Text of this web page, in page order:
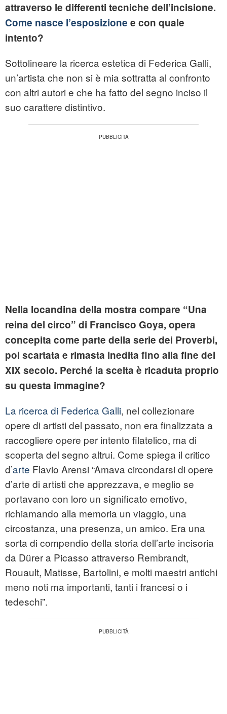
attraverso le differenti tecniche dell’incisione.
Come nasce l’esposizione e con quale
intento?
Sottolineare la ricerca estetica di Federica Galli,
un’artista che non si è mia sottratta al confronto
con altri autori e che ha fatto del segno inciso il
suo carattere distintivo.
Nella locandina della mostra compare “Una
reina del circo” di Francisco Goya, opera
concepita come parte della serie dei Proverbi,
poi scartata e rimasta inedita fino alla fine del
XIX secolo. Perché la scelta è ricaduta proprio
su questa immagine?
La ricerca di Federica Galli, nel collezionare
opere di artisti del passato, non era finalizzata a
raccogliere opere per intento filatelico, ma di
scoperta del segno altrui. Come spiega il critico
d’arte Flavio Arensi “Amava circondarsi di opere
d’arte di artisti che apprezzava, e meglio se
portavano con loro un significato emotivo,
richiamando alla memoria un viaggio, una
circostanza, una presenza, un amico. Era una
sorta di compendio della storia dell’arte incisoria
da Dürer a Picasso attraverso Rembrandt,
Rouault, Matisse, Bartolini, e molti maestri antichi
meno noti ma importanti, tanti i francesi o i
tedeschi”.